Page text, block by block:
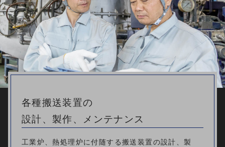
各種搬送装置の
設計、製作、メンテナンス
工業炉、熱処理炉に付随する搬送装置の設計、製